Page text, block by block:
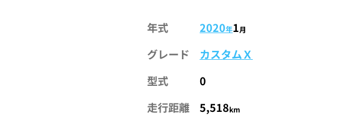
年式 2020年1月
グレード
カスタムＸ
型式
0
走行距離
5,518km